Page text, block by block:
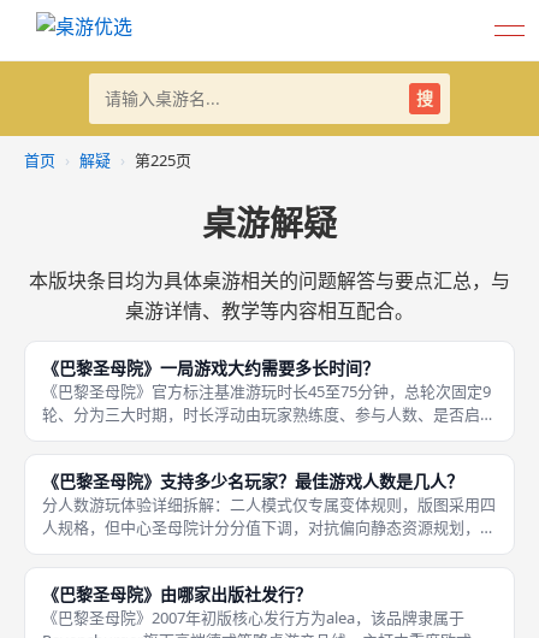
搜
首页 › 解疑 › 第225页
桌游解疑
本版块条目均为具体桌游相关的问题解答与要点汇总，与
桌游详情、教学等内容相互配合。
《巴黎圣母院》一局游戏大约需要多长时间？
《巴黎圣母院》官方标注基准游玩时长45至75分钟，总轮次固定9
轮、分为三大时期，时长浮动由玩家熟练度、参与人数、是否启用
《新人物》扩展三大变量决定，每轮五阶段流程标准化，无随机超
长结算环节，节奏可控，不会出现三小时以上超长拖局，适配晚间
休闲
《巴黎圣母院》支持多少名玩家？最佳游戏人数是几人？
分人数游玩体验详细拆解：二人模式仅专属变体规则，版图采用四
人规格，但中心圣母院计分分值下调，对抗偏向静态资源规划，缺
少多方信使、马车点位拉扯，博弈强度偏弱，适合双人安静策略练
习，不适合线下聚会多人对抗；三人模式综合体验最优，三块独立
街区搭配
《巴黎圣母院》由哪家出版社发行？
《巴黎圣母院》2007年初版核心发行方为alea，该品牌隶属于